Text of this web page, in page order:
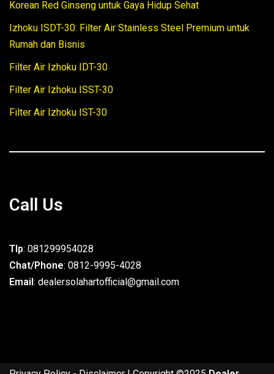
Korean Red Ginseng untuk Gaya Hidup Sehat
Izhoku ISDT-30: Filter Air Stainless Steel Premium untuk
Rumah dan Bisnis
Filter Air Izhoku IDT-30
Filter Air Izhoku ISST-30
Filter Air Izhoku IST-30
Call Us
Tlp: 081299954028
Chat/Phone: 0812-9995-4028
Email: dealersolahartofficial@gmail.com